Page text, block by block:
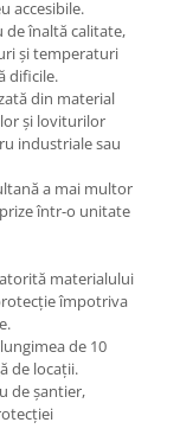
accesibile.
de înaltă calitate,
și temperaturi
dificile.
din material
și loviturilor
industriale sau
a mai multor
într-o unitate
materialului
împotriva
de 10
de locații.
de șantier,